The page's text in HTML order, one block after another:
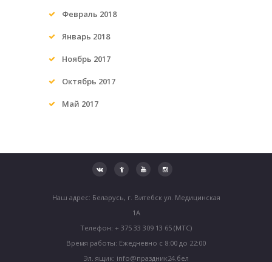
Февраль 2018
Январь 2018
Ноябрь 2017
Октябрь 2017
Май 2017
Наш адрес: Беларусь, г. Витебск ул. Медицинская
1А
Телефон: + 375 33 309 13 65 (МТС)
Время работы: Ежедневно с 8:00 до 22:00
Эл. ящик: info@праздник24.бел